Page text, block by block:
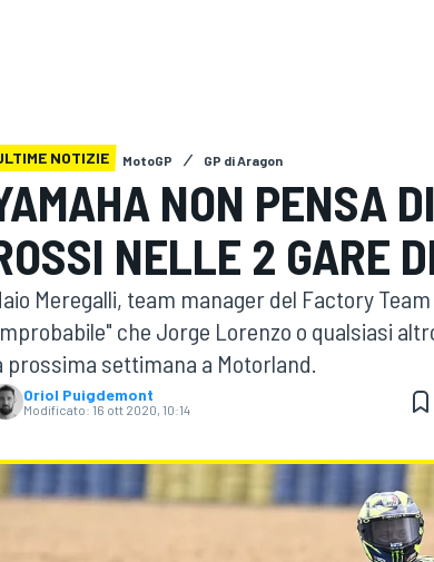
NOTIZIE MotoGP GP di Aragon
NON PENSA
NELLE 2 GARE
Meregalli, team manager del Factory
che Jorge Lorenzo o qualsiasi
prossima settimana a Motorland.
Oriol Puigdemont
Modificato: 16 ott 2020, 10:14